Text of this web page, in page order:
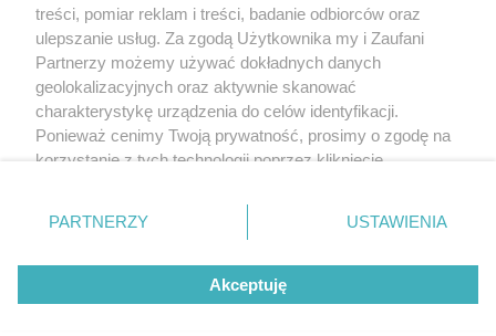
O nas
treści, pomiar reklam i treści, badanie odbiorców oraz
ulepszanie usług. Za zgodą Użytkownika my i Zaufani
Partnerzy możemy używać dokładnych danych
geolokalizacyjnych oraz aktywnie skanować
charakterystykę urządzenia do celów identyfikacji.
Ponieważ cenimy Twoją prywatność, prosimy o zgodę na
korzystanie z tych technologii poprzez kliknięcie
zmienić/wycofać klikając przycisk ustawień prywatności
znajdujący się w lewym dolnym rogu strony
rodzaje przetwarzania danych nie wymagają zgody
użytkownika, ale masz prawo sprzeciwić się takiemu
przetwarzaniu. Preferencje będą miały zastosowanie tylko
PARTNERZY USTAWIENIA
Akceptuję